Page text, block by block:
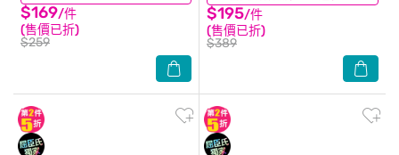
$169/件
(售價已折)
$259
$195/件
(售價已折)
$389